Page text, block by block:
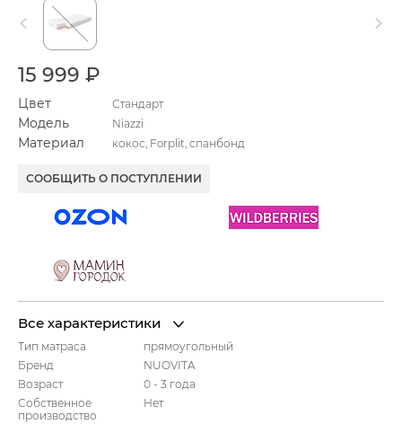
15 999 ₽
Цвет Стандарт
Модель Niazzi
Материал кокос, Forplit, спанбонд
СООБЩИТЬ О ПОСТУПЛЕНИИ
Все характеристики
Тип матраса
прямоугольный
Бренд
NUOVITA
Возраст
0 - 3 года
Собственное
производство
Нет